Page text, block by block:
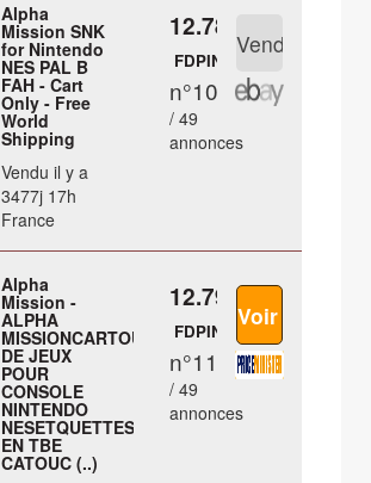
Alpha
Mission SNK
for Nintendo
NES PAL B
FAH - Cart
Only - Free
World
Shipping
Vendu il y a
3477j 17h
France
12.78 €
FDPIN
n°10
/ 49
annonces
Alpha
Mission -
ALPHA
MISSIONCARTOUCHE
DE JEUX
POUR
CONSOLE
NINTENDO
NESETQUETTES
EN TBE
CATOUC (..)
12.79 €
FDPIN
n°11
/ 49
annonces